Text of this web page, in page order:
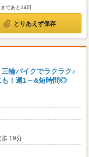
であと14日
とりあえず保存
三輪バイクでラクラク♪
も！週1～&短時間◎
歩 19分